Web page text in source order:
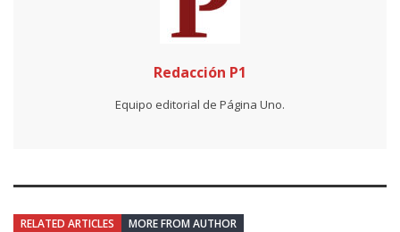
Redacción P1
Equipo editorial de Página Uno.
RELATED ARTICLES MORE FROM AUTHOR